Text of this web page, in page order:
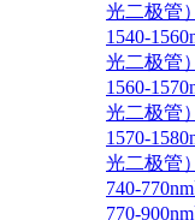
光二极管）
1540-
光二极管）
1560-
光二极管）
1570-
光二极管）
740-
770-